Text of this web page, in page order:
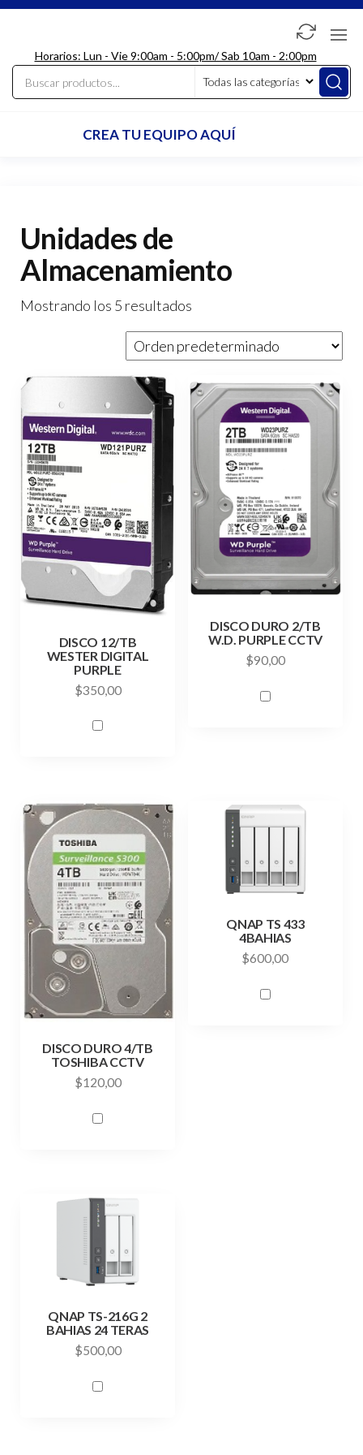
Saltar
contenido
LdcComputer
Horarios: Lun - Vie 9:00am - 5:00pm/ Sab 10am - 2:00pm
CREA TU EQUIPO AQUÍ
Unidades de
Almacenamiento
Mostrando los 5 resultados
DISCO 12/TB
WESTER DIGITAL
PURPLE
$350,00
DISCO DURO 2/TB
W.D. PURPLE CCTV
$90,00
DISCO DURO 4/TB
TOSHIBA CCTV
$120,00
QNAP TS 433
4BAHIAS
$600,00
QNAP TS-216G 2
BAHIAS 24 TERAS
$500,00